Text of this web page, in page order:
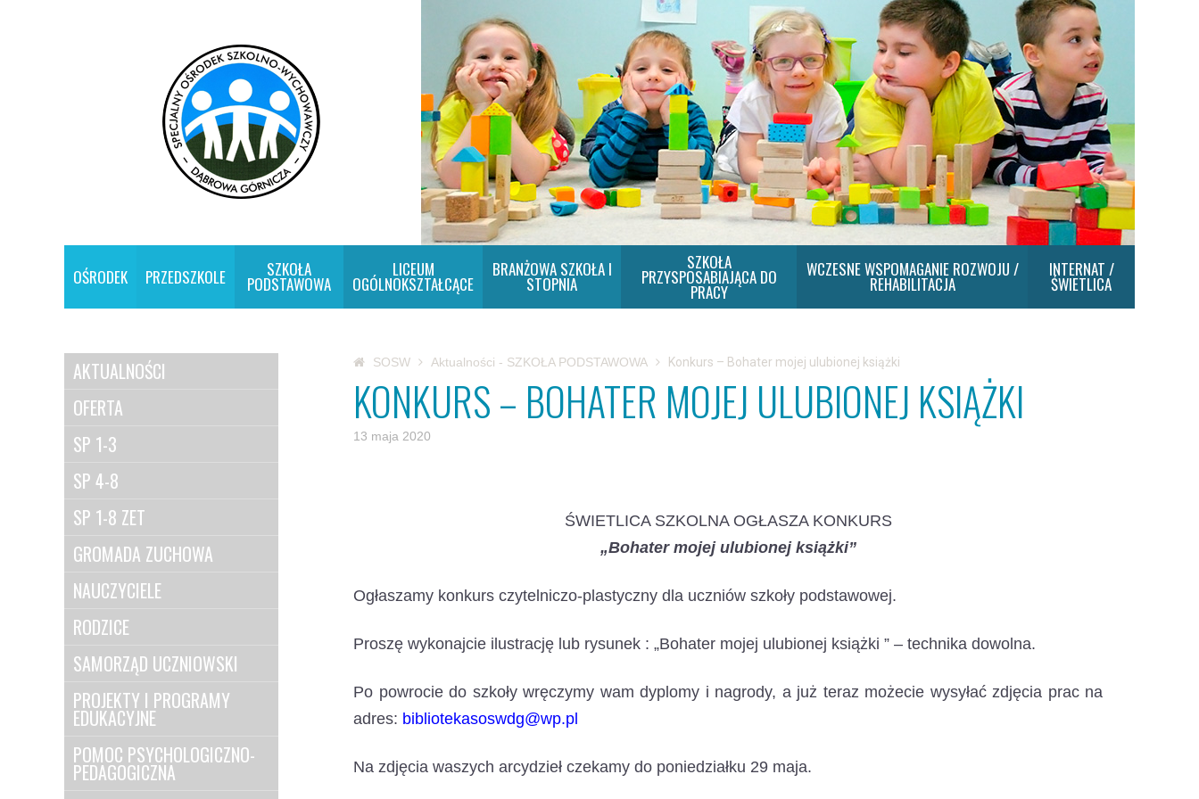
OŚRODEK PRZEDSZKOLE SZKOŁA
PODSTAWOWA
LICEUM
OGÓLNOKSZTAŁCĄCE
BRANŻOWA SZKOŁA I
STOPNIA
SZKOŁA
PRZYSPOSABIAJĄCA DO
PRACY
WCZESNE WSPOMAGANIE ROZWOJU /
REHABILITACJA
INTERNAT /
ŚWIETLICA
AKTUALNOŚCI
OFERTA
SP 1-3
SP 4-8
SP 1-8 ZET
GROMADA ZUCHOWA
NAUCZYCIELE
RODZICE
SAMORZĄD UCZNIOWSKI
PROJEKTY I PROGRAMY
EDUKACYJNE
POMOC PSYCHOLOGICZNO-
PEDAGOGICZNA
SOSW Aktualności - SZKOŁA PODSTAWOWA Konkurs – Bohater mojej ulubionej książki
KONKURS – BOHATER MOJEJ ULUBIONEJ KSIĄŻKI
13 maja 2020
ŚWIETLICA SZKOLNA OGŁASZA KONKURS
„Bohater mojej ulubionej książki”
Ogłaszamy konkurs czytelniczo-plastyczny dla uczniów szkoły podstawowej.
Proszę wykonajcie ilustrację lub rysunek : „Bohater mojej ulubionej książki ” – technika dowolna.
Po powrocie do szkoły wręczymy wam dyplomy i nagrody, a już teraz możecie wysyłać zdjęcia prac na
adres: bibliotekasoswdg@wp.pl
Na zdjęcia waszych arcydzieł czekamy do poniedziałku 29 maja.